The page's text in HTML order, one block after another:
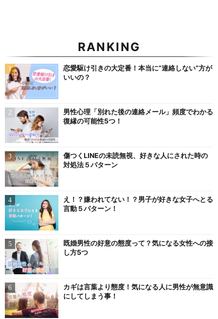
RANKING
恋愛駆け引きの大定番！本当に”連絡しない”方が
いいの？
男性心理「別れた後の連絡メール」頻度でわかる
復縁の可能性5つ！
傷つくLINEの未読無視、好きな人にされた時の
対処法５パターン
え！？嫌われてない！？男子が好きな女子へとる
言動５パターン！
既婚男性の好意の態度って？気になる女性への接
し方5つ
カギは言葉より態度！気になる人に男性が無意識
にしてしまう事！